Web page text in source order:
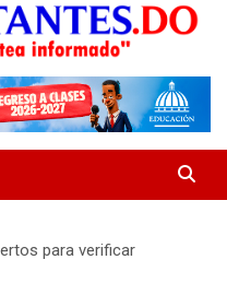
para verificar